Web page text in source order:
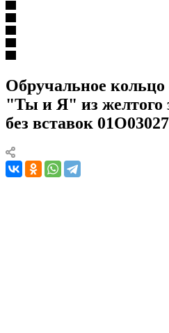
Обручальное кольцо
"Ты и Я" из желтого
без вставок